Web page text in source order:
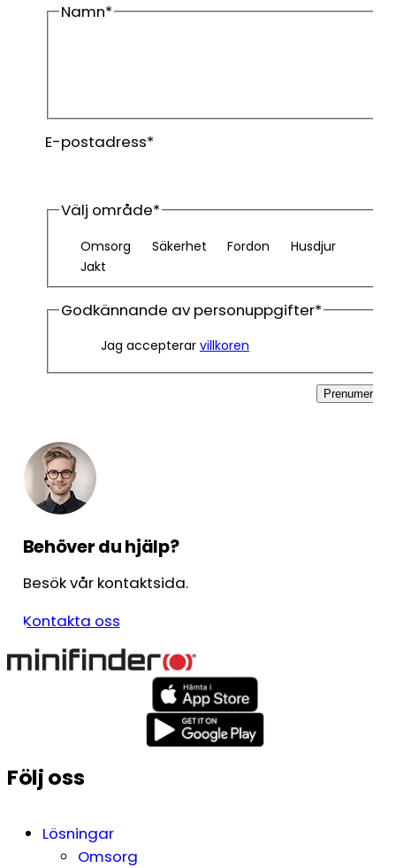
Namn*
Efternamn
E-postadress*
Välj område*
Omsorg Säkerhet Fordon
Husdjur
Jakt
Godkännande av personuppgifter*
Jag accepterar villkoren
Prenumerera
Behöver du hjälp?
Besök vår kontaktsida.
Kontakta oss
Följ oss
Lösningar
Omsorg